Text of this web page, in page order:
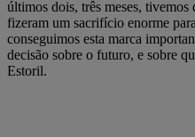
últimos dois, três meses,
fizeram um sacrifício enorme
conseguimos esta marca
decisão sobre o futuro, e sobre
Estoril.